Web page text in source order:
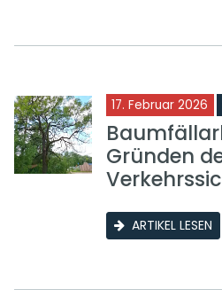
17. Februar 2026
Gründen
ARTIKEL LESEN